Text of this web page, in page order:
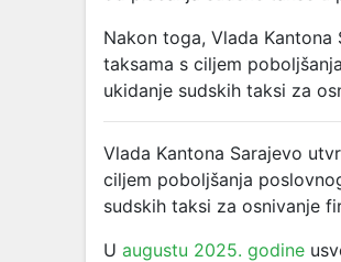
Nakon toga, Vlada Kantona
taksama s ciljem
ukidanje sudskih taksi za
Vlada Kantona Sarajevo
ciljem poboljšanja
sudskih taksi za osnivanje
U augustu 2025. godine